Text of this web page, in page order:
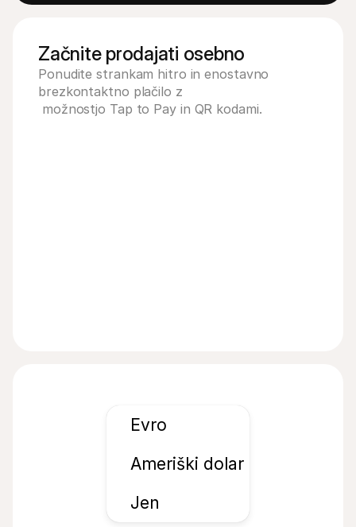
Začnite prodajati osebno
Ponudite strankam hitro in enostavno
brezkontaktno plačilo z
možnostjo Tap to Pay in QR kodami.
Evro
Ameriški dolar
Jen